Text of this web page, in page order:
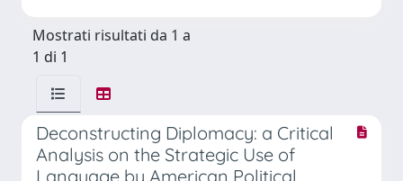
Mostrati risultati da 1 a
1 di 1
Deconstructing Diplomacy: a Critical
Analysis on the Strategic Use of
Language by American Political